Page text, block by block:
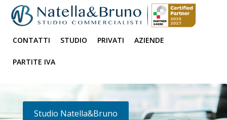
CONTATTI STUDIO PRIVATI AZIENDE
PARTITE IVA
Studio Natella&Bruno